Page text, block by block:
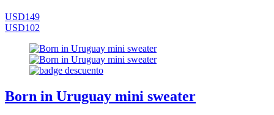
USD149
USD102
Born in Uruguay mini sweater